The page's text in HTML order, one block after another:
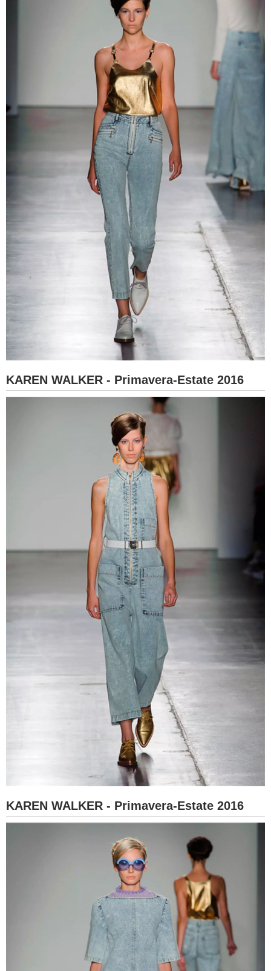
KAREN WALKER - Primavera-Estate 2016
KAREN WALKER - Primavera-Estate 2016